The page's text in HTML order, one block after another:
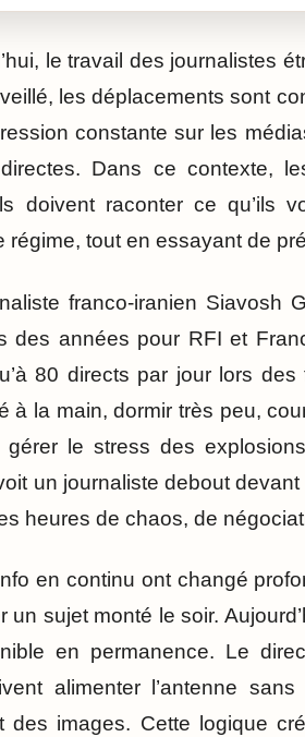
le travail des journalistes
les déplacements sont
constante sur les
Dans ce contexte,
doivent raconter ce qu’ils
régime, tout en essayant de
franco-iranien Siavosh
des années pour RFI et
80 directs par jour lors
à la main, dormir très peu,
gérer le stress des
un journaliste debout
heures de chaos, de
en continu ont changé
un sujet monté le soir.
en permanence. Le
alimenter l’antenne
des images. Cette logique